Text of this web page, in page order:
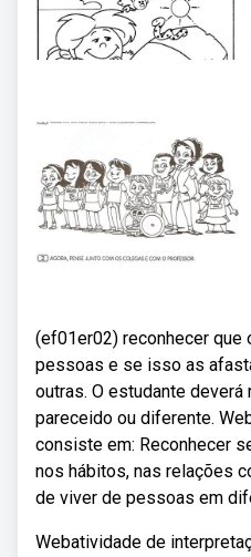
(ef01er02) reconhecer que
pessoas e se isso as
outras. O estudante
pareceido ou diferente.
consiste em: Reconhecer
nos hábitos, nas relações
de viver de pessoas em
Webatividade de